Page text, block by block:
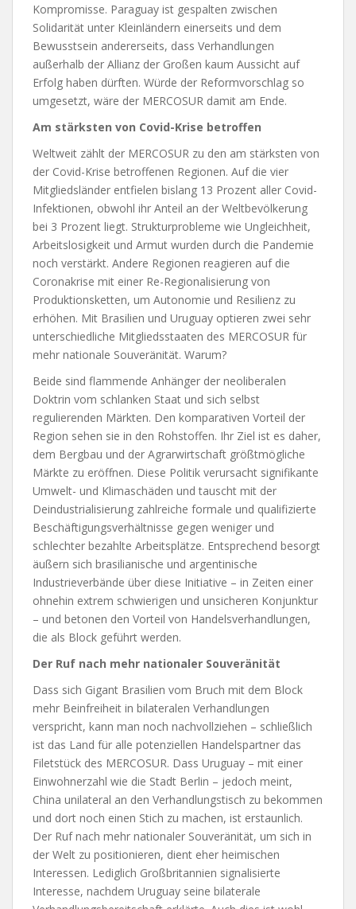
Kompromisse. Paraguay ist gespalten zwischen
Solidarität unter Kleinländern einerseits und dem
Bewusstsein andererseits, dass Verhandlungen
außerhalb der Allianz der Großen kaum Aussicht auf
Erfolg haben dürften. Würde der Reformvorschlag so
umgesetzt, wäre der MERCOSUR damit am Ende.
Am stärksten von Covid-Krise betroffen
Weltweit zählt der MERCOSUR zu den am stärksten von
der Covid-Krise betroffenen Regionen. Auf die vier
Mitgliedsländer entfielen bislang 13 Prozent aller Covid-
Infektionen, obwohl ihr Anteil an der Weltbevölkerung
bei 3 Prozent liegt. Strukturprobleme wie Ungleichheit,
Arbeitslosigkeit und Armut wurden durch die Pandemie
noch verstärkt. Andere Regionen reagieren auf die
Coronakrise mit einer Re-Regionalisierung von
Produktionsketten, um Autonomie und Resilienz zu
erhöhen. Mit Brasilien und Uruguay optieren zwei sehr
unterschiedliche Mitgliedsstaaten des MERCOSUR für
mehr nationale Souveränität. Warum?
Beide sind flammende Anhänger der neoliberalen
Doktrin vom schlanken Staat und sich selbst
regulierenden Märkten. Den komparativen Vorteil der
Region sehen sie in den Rohstoffen. Ihr Ziel ist es daher,
dem Bergbau und der Agrarwirtschaft größtmögliche
Märkte zu eröffnen. Diese Politik verursacht signifikante
Umwelt- und Klimaschäden und tauscht mit der
Deindustrialisierung zahlreiche formale und qualifizierte
Beschäftigungsverhältnisse gegen weniger und
schlechter bezahlte Arbeitsplätze. Entsprechend besorgt
äußern sich brasilianische und argentinische
Industrieverbände über diese Initiative – in Zeiten einer
ohnehin extrem schwierigen und unsicheren Konjunktur
– und betonen den Vorteil von Handelsverhandlungen,
die als Block geführt werden.
Der Ruf nach mehr nationaler Souveränität
Dass sich Gigant Brasilien vom Bruch mit dem Block
mehr Beinfreiheit in bilateralen Verhandlungen
verspricht, kann man noch nachvollziehen – schließlich
ist das Land für alle potenziellen Handelspartner das
Filetstück des MERCOSUR. Dass Uruguay – mit einer
Einwohnerzahl wie die Stadt Berlin – jedoch meint,
China unilateral an den Verhandlungstisch zu bekommen
und dort noch einen Stich zu machen, ist erstaunlich.
Der Ruf nach mehr nationaler Souveränität, um sich in
der Welt zu positionieren, dient eher heimischen
Interessen. Lediglich Großbritannien signalisierte
Interesse, nachdem Uruguay seine bilaterale